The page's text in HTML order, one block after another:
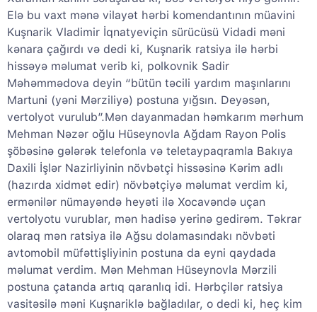
Elə bu vaxt mənə vilayət hərbi komendantının müavini
Kuşnarik Vladimir İqnatyeviçin sürücüsü Vidadi məni
kənara çağırdı və dedi ki, Kuşnarik ratsiya ilə hərbi
hissəyə məlumat verib ki, polkovnik Sadir
Məhəmmədova deyin “bütün təcili yardım maşınlarını
Martuni (yəni Mərziliyə) postuna yığsın. Deyəsən,
vertolyot vurulub”.Mən dayanmadan həmkarım mərhum
Mehman Nəzər oğlu Hüseynovla Ağdam Rayon Polis
şöbəsinə gələrək telefonla və teletaypaqramla Bakıya
Daxili İşlər Nazirliyinin növbətçi hissəsinə Kərim adlı
(hazırda xidmət edir) növbətçiyə məlumat verdim ki,
ermənilər nümayəndə heyəti ilə Xocavəndə uçan
vertolyotu vurublar, mən hadisə yerinə gedirəm. Təkrar
olaraq mən ratsiya ilə Ağsu dolamasındakı növbəti
avtomobil müfəttişliyinin postuna da eyni qaydada
məlumat verdim. Mən Mehman Hüseynovla Mərzili
postuna çatanda artıq qaranlıq idi. Hərbçilər ratsiya
vasitəsilə məni Kuşnariklə bağladılar, o dedi ki, heç kim